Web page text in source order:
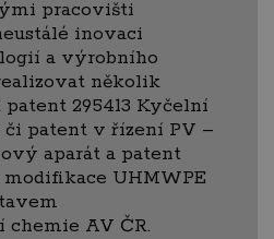
pracovišti
inovaci
a výrobního
několik
295413 Kyčelní
patent v řízení PV –
aparát a patent
modifikace UHMWPE
AV ČR.